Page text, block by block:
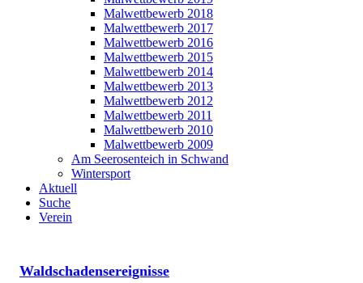
Malwettbewerb 2018
Malwettbewerb 2017
Malwettbewerb 2016
Malwettbewerb 2015
Malwettbewerb 2014
Malwettbewerb 2013
Malwettbewerb 2012
Malwettbewerb 2011
Malwettbewerb 2010
Malwettbewerb 2009
Am Seerosenteich in Schwand
Wintersport
Aktuell
Suche
Verein
Waldschadensereignisse